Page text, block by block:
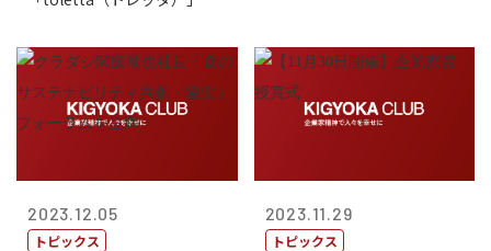
2023.12.05
トピックス
2023.11.29
トピックス